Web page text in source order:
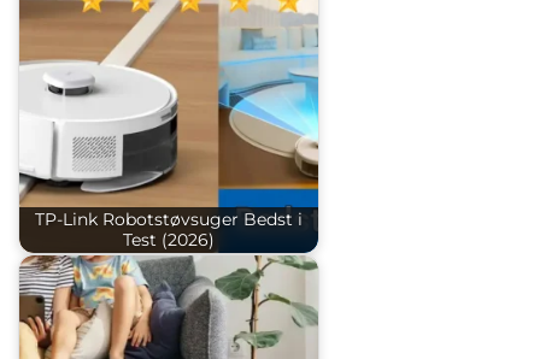
TP-Link Robotstøvsuger Bedst i
Test (2026)